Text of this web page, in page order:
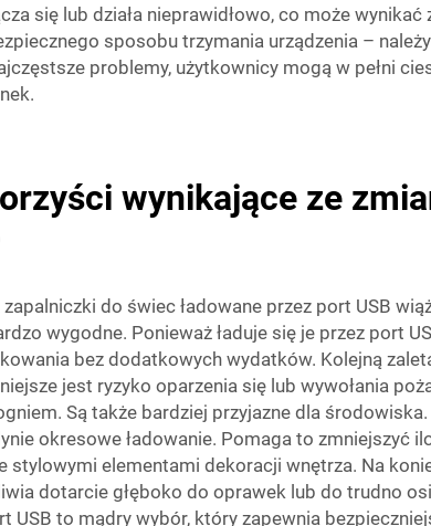
się lub działa nieprawidłowo, co może
sposobu trzymania urządzenia –
problemy, użytkownicy mogą w pełni
wynikające ze
zapalniczki do świec ładowane przez port USB
wygodne. Ponieważ ładuje się je przez port
bez dodatkowych wydatków. Kolejną
jest ryzyko oparzenia się lub wywołania
Są także bardziej przyjazne dla
okresowe ładowanie. Pomaga to zmniejszyć
stylowymi elementami dekoracji wnętrza. Na
dotarcie głęboko do oprawek lub do trudno
USB to mądry wybór, który zapewnia